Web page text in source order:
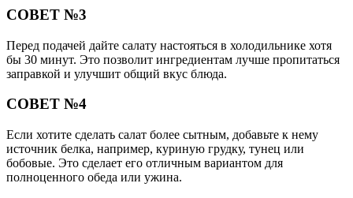
СОВЕТ №3
Перед подачей дайте салату настояться в холодильнике хотя
бы 30 минут. Это позволит ингредиентам лучше пропитаться
заправкой и улучшит общий вкус блюда.
СОВЕТ №4
Если хотите сделать салат более сытным, добавьте к нему
источник белка, например, куриную грудку, тунец или
бобовые. Это сделает его отличным вариантом для
полноценного обеда или ужина.